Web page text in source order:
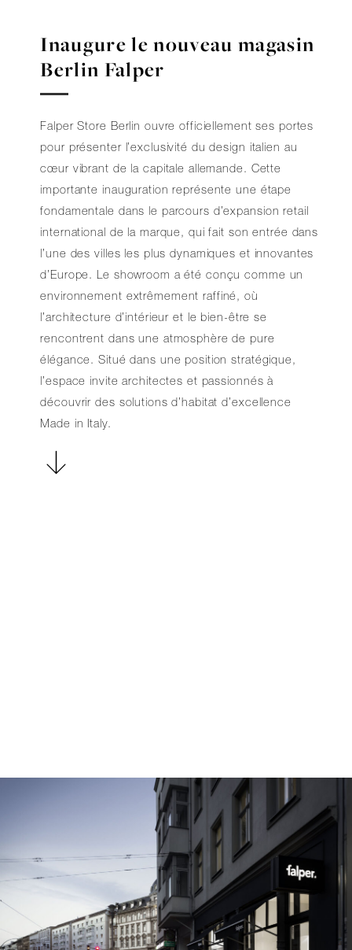
Inaugure le nouveau magasin
Berlin Falper
Falper Store Berlin ouvre officiellement ses portes
pour présenter l’exclusivité du design italien au
cœur vibrant de la capitale allemande. Cette
importante inauguration représente une étape
fondamentale dans le parcours d’expansion retail
international de la marque, qui fait son entrée dans
l’une des villes les plus dynamiques et innovantes
d’Europe. Le showroom a été conçu comme un
environnement extrêmement raffiné, où
l’architecture d’intérieur et le bien-être se
rencontrent dans une atmosphère de pure
élégance. Situé dans une position stratégique,
l’espace invite architectes et passionnés à
découvrir des solutions d’habitat d’excellence
Made in Italy.